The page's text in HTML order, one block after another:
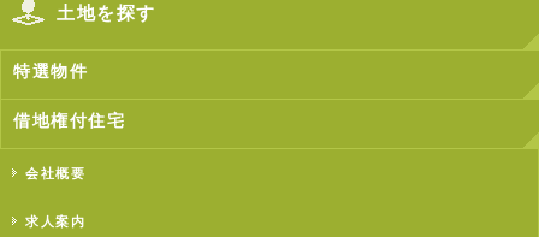
土地を探す
特選物件
借地権付住宅
会社概要
求人案内